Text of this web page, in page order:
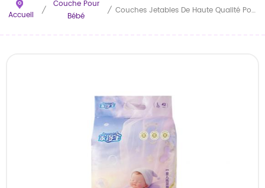
Accueil /
Couche Pour
Bébé
/ Couches Jetables De Haute Qualité Pour Bébés, Respirantes Et Douces, Toutes Tailles, Prix Négociables, Vente En Gros De Couches Pas Chères Pour Nouveau-Nés